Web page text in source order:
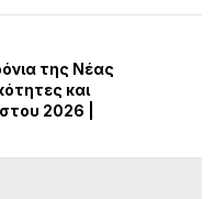
της Νέας
και
2026 |